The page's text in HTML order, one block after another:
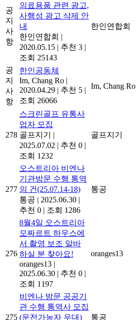
공
지
사
항
의료용품 관련 광고,
사행성 광고 삭제 안
내
한인연합회 |
2020.05.15 | 추천 3 |
조회 25143
한인연합회
공
지
사
항
한인공동체
Im, Chang Ro |
2020.04.29 | 추천 5 |
조회 26066
Im, Chang Ro
278
스크린골프 유통사
업자 모집
골프지기
|
2025.07.02 | 추천 0 |
조회 1232
골프지기
277
오스트리아 비엔나
기관방문 수행 통역
의 건(25.07.14-18)
통공 | 2025.06.30 |
추천 0 | 조회 1286
통공
276
8월4일 오스트리아
모짜르트 하우스에
서 촬영 보조 알바
하실 분 찾아요!
oranges13 |
2025.06.30 | 추천 0 |
조회 1197
oranges13
275
비엔나 방문 공공기
관 수행 통역사 모집
(운전가능자 우대)
통공